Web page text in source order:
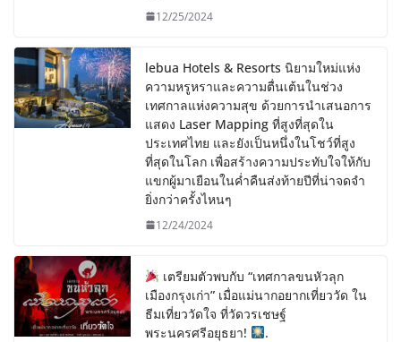
12/25/2024
lebua Hotels & Resorts นิยามใหม่แห่ง
ความหรูหราและความตื่นเต้นในช่วง
เทศกาลแห่งความสุข ด้วยการนำเสนอการ
แสดง Laser Mapping ที่สูงที่สุดใน
ประเทศไทย และยังเป็นหนึ่งในโชว์ที่สูง
ที่สุดในโลก เพื่อสร้างความประทับใจให้กับ
แขกผู้มาเยือนในค่ำคืนส่งท้ายปีที่น่าจดจำ
ยิ่งกว่าครั้งไหนๆ
12/24/2024
เตรียมตัวพบกับ “เทศกาลขนหัวลุก
เมืองกรุงเก่า” เมื่อแม่นากอยากเที่ยววัด ใน
ธีมเที่ยววัดใจ ที่วัดวรเชษฐ์
พระนครศรีอยุธยา!
.